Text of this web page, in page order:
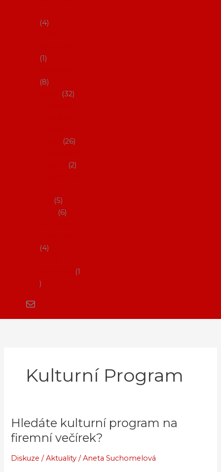
4
1
8
32
26
2
5
6
4
1
Kulturní Program
Hledáte kulturní program na
firemní večírek?
Diskuze /Aktuality /Aneta Suchomelová
Hledáte
kulturní
program
na